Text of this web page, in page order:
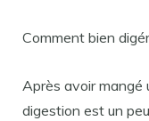
Comment bien
Après avoir mangé
digestion est un